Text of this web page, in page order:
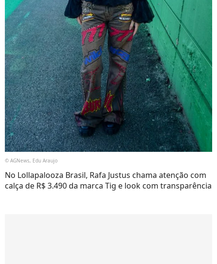
© AGNews, Edu Araujo
No Lollapalooza Brasil, Rafa Justus chama atenção com
calça de R$ 3.490 da marca Tig e look com transparência